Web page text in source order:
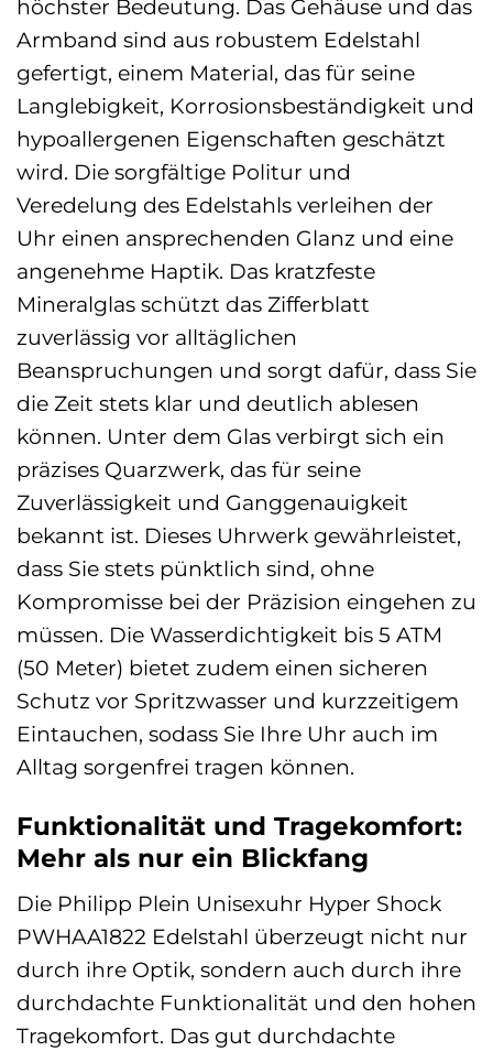
höchster Bedeutung. Das Gehäuse und das
Armband sind aus robustem Edelstahl
gefertigt, einem Material, das für seine
Langlebigkeit, Korrosionsbeständigkeit und
hypoallergenen Eigenschaften geschätzt
wird. Die sorgfältige Politur und
Veredelung des Edelstahls verleihen der
Uhr einen ansprechenden Glanz und eine
angenehme Haptik. Das kratzfeste
Mineralglas schützt das Zifferblatt
zuverlässig vor alltäglichen
Beanspruchungen und sorgt dafür, dass Sie
die Zeit stets klar und deutlich ablesen
können. Unter dem Glas verbirgt sich ein
präzises Quarzwerk, das für seine
Zuverlässigkeit und Ganggenauigkeit
bekannt ist. Dieses Uhrwerk gewährleistet,
dass Sie stets pünktlich sind, ohne
Kompromisse bei der Präzision eingehen zu
müssen. Die Wasserdichtigkeit bis 5 ATM
(50 Meter) bietet zudem einen sicheren
Schutz vor Spritzwasser und kurzzeitigem
Eintauchen, sodass Sie Ihre Uhr auch im
Alltag sorgenfrei tragen können.
Funktionalität und Tragekomfort:
Mehr als nur ein Blickfang
Die Philipp Plein Unisexuhr Hyper Shock
PWHAA1822 Edelstahl überzeugt nicht nur
durch ihre Optik, sondern auch durch ihre
durchdachte Funktionalität und den hohen
Tragekomfort. Das gut durchdachte